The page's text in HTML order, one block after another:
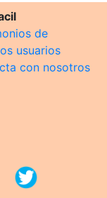
de
usuarios
con nosotros